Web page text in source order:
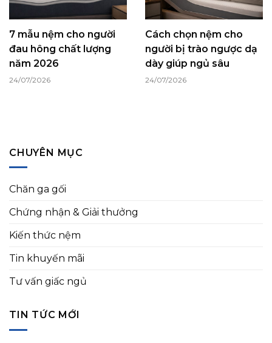
7 mẫu nệm cho người
đau hông chất lượng
năm 2026
24/07/2026
Cách chọn nệm cho
người bị trào ngược dạ
dày giúp ngủ sâu
24/07/2026
CHUYÊN MỤC
Chăn ga gối
Chứng nhận & Giải thưởng
Kiến thức nệm
Tin khuyến mãi
Tư vấn giấc ngủ
TIN TỨC MỚI